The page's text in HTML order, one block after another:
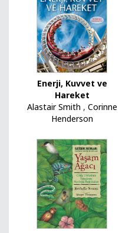
Enerji, Kuvvet ve
Hareket
Alastair Smith , Corinne
Henderson